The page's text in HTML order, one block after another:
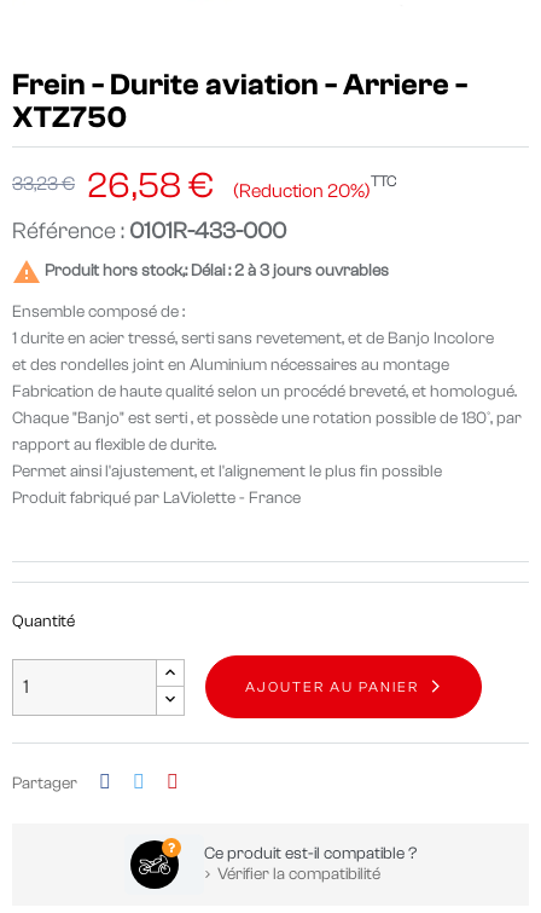
Frein - Durite aviation - Arriere -
XTZ750
33,23 € 26,58 € Reduction 20% TTC
Référence : 0101R-433-000
 Produit hors stock,: Délai : 2 à 3 jours ouvrables
Ensemble composé de :
1 durite en acier tressé, serti sans revetement, et de Banjo Incolore
et des rondelles joint en Aluminium nécessaires au montage
Fabrication de haute qualité selon un procédé breveté, et homologué.
Chaque "Banjo" est serti , et possède une rotation possible de 180°, par
rapport au flexible de durite.
Permet ainsi l'ajustement, et l'alignement le plus fin possible
Produit fabriqué par LaViolette - France
Quantité
AJOUTER AU PANIER
Partager
Ce produit est-il compatible ?
Vérifier la compatibilité